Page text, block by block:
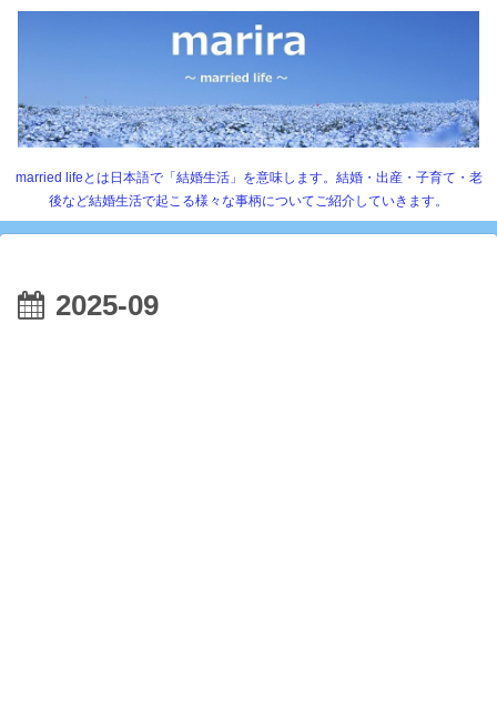
married lifeとは日本語で「結婚生活」を意味します。結婚・出産・子育て・老
後など結婚生活で起こる様々な事柄についてご紹介していきます。
2025-09